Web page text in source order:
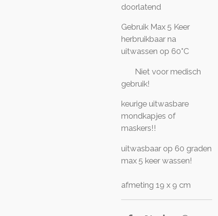
doorlatend
Gebruik Max 5 Keer
herbruikbaar na
uitwassen op 60°C
Niet voor medisch
gebruik!
keurige uitwasbare
mondkapjes of
maskers!!
uitwasbaar op 60 graden
max 5 keer wassen!
afmeting 19 x 9 cm